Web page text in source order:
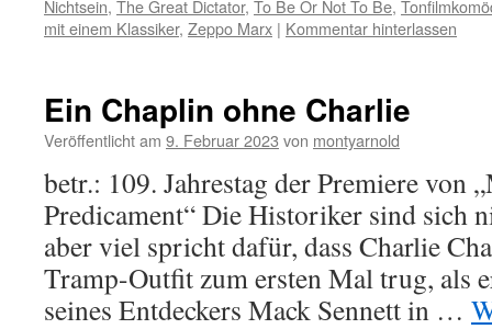
Nichtsein, The Great Dictator, To Be Or Not To Be,
mit einem Klassiker, Zeppo Marx | Kommentar hinterlassen
Ein Chaplin ohne Charlie
Veröffentlicht am 9. Februar 2023 von montyarnold
betr.: 109. Jahrestag der Premiere von
Predicament“ Die Historiker sind sich
aber viel spricht dafür, dass Charlie
Tramp-Outfit zum ersten Mal trug, als
seines Entdeckers Mack Sennett in …